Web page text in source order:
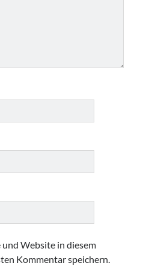
Website in diesem
Kommentar speichern.